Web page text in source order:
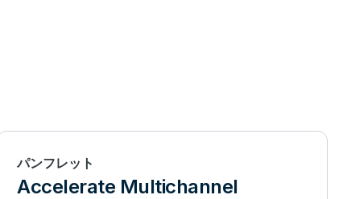
パンフレット
Accelerate Multichannel